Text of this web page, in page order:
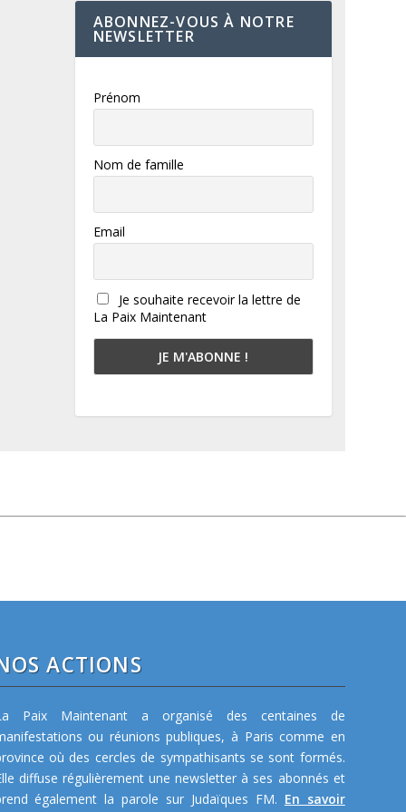
ABONNEZ-VOUS À NOTRE
NEWSLETTER
Prénom
Nom de famille
Email
Je souhaite recevoir la lettre de
La Paix Maintenant
ACTIONS
Paix Maintenant a organisé des centaines de
ou réunions publiques, à Paris comme en
où des cercles de sympathisants se sont formés.
diffuse régulièrement une newsletter à ses abonnés et
également la parole sur Judaïques FM. En savoir